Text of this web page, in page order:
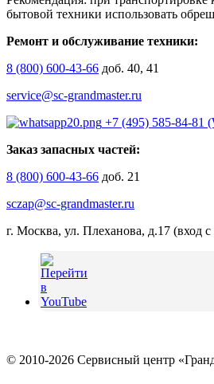
бытовой техники использовать
Ремонт и обслуживание техники:
8 (800) 600-43-66 доб. 40, 41
service@sc-grandmaster.ru
+7 (495) 585-84-81
Заказ запасных частей:
8 (800) 600-43-66 доб. 21
sczap@sc-grandmaster.ru
г. Москва, ул. Плеханова, д.17 (вход с
© 2010-2026 Сервисный центр